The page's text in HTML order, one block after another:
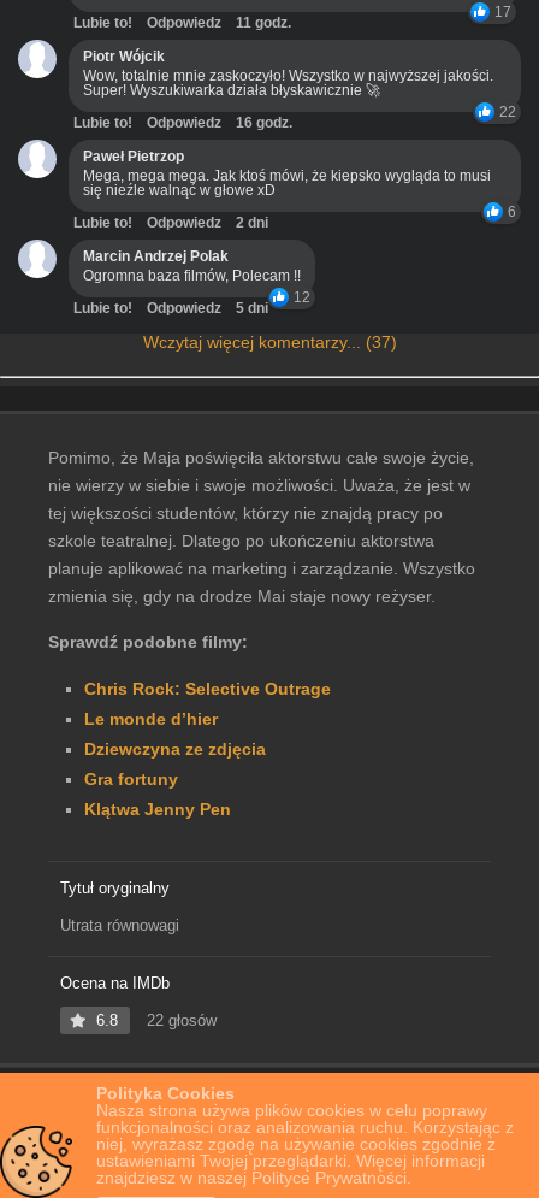
Polityka Cookies
Nasza strona używa plików cookies w celu poprawy
funkcjonalności oraz analizowania ruchu. Korzystając z
niej, wyrażasz zgodę na używanie cookies zgodnie z
ustawieniami Twojej przeglądarki. Więcej informacji
znajdziesz w naszej Polityce Prywatności.
17
Lubie to! Odpowiedz
11 godz.
Piotr Wójcik
Wow, totalnie mnie zaskoczyło! Wszystko w najwyższej jakości.
Super! Wyszukiwarka działa błyskawicznie 🚀
22
Lubie to! Odpowiedz
16 godz.
Paweł Pietrzop
Mega, mega mega. Jak ktoś mówi, że kiepsko wygląda to musi
się nieźle walnąć w głowe xD
6
Lubie to! Odpowiedz
2 dni
Marcin Andrzej Polak
Ogromna baza filmów, Polecam !!
12
Lubie to! Odpowiedz 5 dni
Wczytaj więcej komentarzy... (37)
Pomimo, że Maja poświęciła aktorstwu całe swoje życie,
nie wierzy w siebie i swoje możliwości. Uważa, że jest w
tej większości studentów, którzy nie znajdą pracy po
szkole teatralnej. Dlatego po ukończeniu aktorstwa
planuje aplikować na marketing i zarządzanie. Wszystko
zmienia się, gdy na drodze Mai staje nowy reżyser.
Sprawdź podobne filmy:
Chris Rock: Selective Outrage
Le monde d’hier
Dziewczyna ze zdjęcia
Gra fortuny
Klątwa Jenny Pen
Tytuł oryginalny
Utrata równowagi
Ocena na IMDb
6.8 22 głosów
Film Online Utrata równowagi